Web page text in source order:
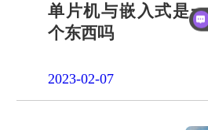
单片机与嵌入式是一
个东西吗
2023-02-07